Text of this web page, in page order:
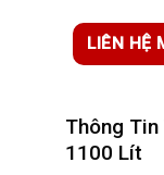
LIÊN HỆ
Thông Tin
1100 Lít